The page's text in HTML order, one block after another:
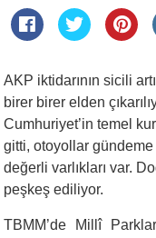
AKP iktidarının sicili
birer birer elden
Cumhuriyet’in temel
gitti, otoyollar gündeme
değerli varlıkları var.
peşkeş ediliyor.
TBMM’de Millî